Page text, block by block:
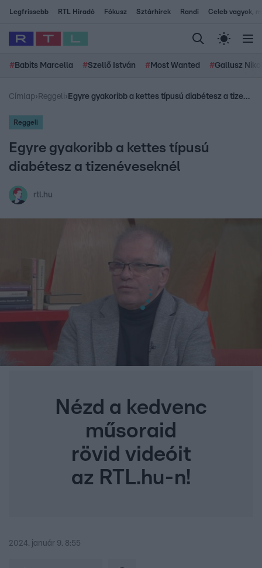
Legfrissebb RTL Híradó Fókusz Sztárhírek Randi Celeb vagyok,
# Babits Marcella #Szellő István # Most Wanted #Gallusz
Címlap› Reggeli› Egyre gyakoribb a kettes típusú diabétesz a tizenéveseknél
Reggeli
Egyre gyakoribb a kettes típusú
diabétesz a tizenéveseknél
rtl.hu
Nézd a kedvenc
műsoraid
rövid videóit
az RTL.hu-n!
2024. január 9. 8:55